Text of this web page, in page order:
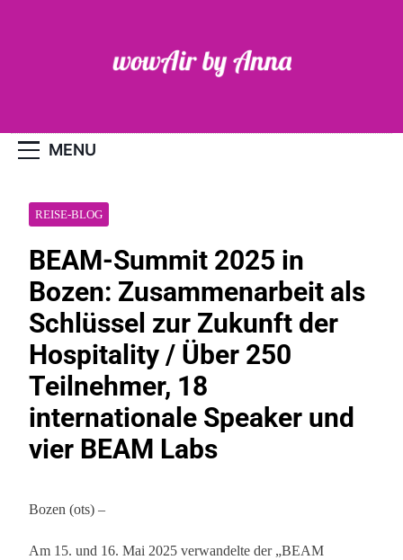
MENU
REISE-BLOG
BEAM-Summit 2025 in
Bozen: Zusammenarbeit als
Schlüssel zur Zukunft der
Hospitality / Über 250
Teilnehmer, 18
internationale Speaker und
vier BEAM Labs
Bozen (ots) –
Am 15. und 16. Mai 2025 verwandelte der „BEAM